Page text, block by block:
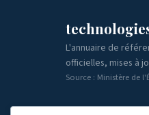
L'annuaire de
officielles, mises à
Source : Ministère de